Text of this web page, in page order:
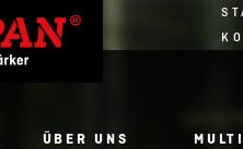
ÜBER UNS